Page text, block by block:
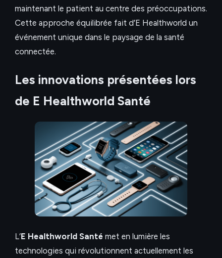
maintenant le patient au centre des préoccupations.
Cette approche équilibrée fait d’E Healthworld un
événement unique dans le paysage de la santé
connectée.
Les innovations présentées lors
de E Healthworld Santé
L’E Healthworld Santé met en lumière les
technologies qui révolutionnent actuellement les